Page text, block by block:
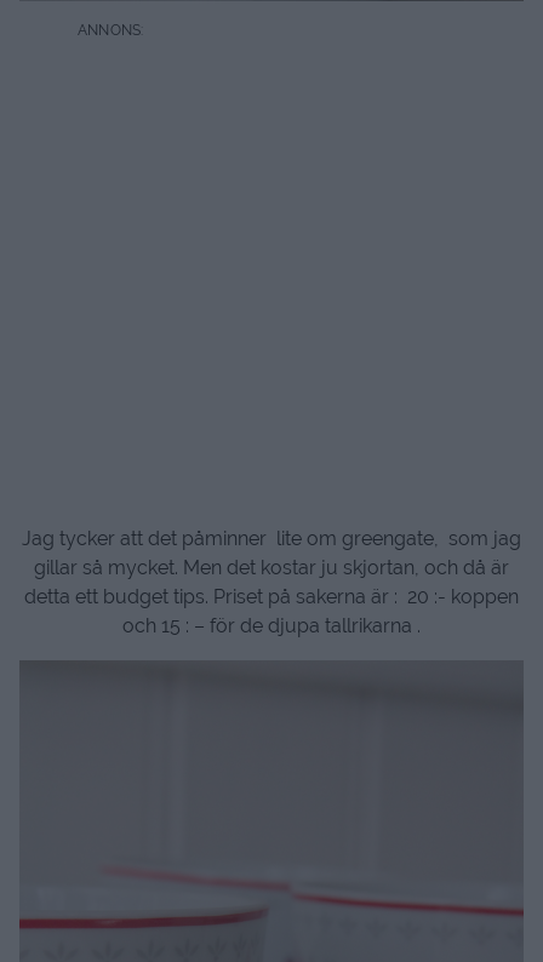
Jag tycker att det påminner lite om greengate, som jag
gillar så mycket. Men det kostar ju skjortan, och då är
detta ett budget tips. Priset på sakerna är : 20 :- koppen
och 15 : – för de djupa tallrikarna .